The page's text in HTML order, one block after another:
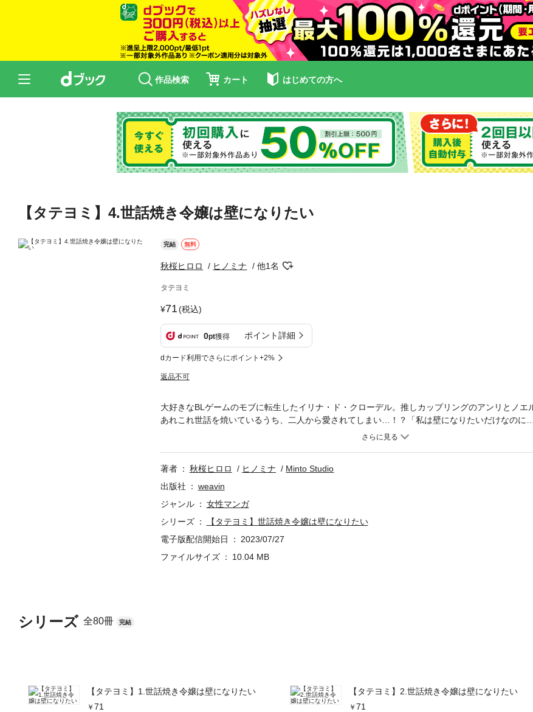
作品検索 カート はじめての方へ
【タテヨミ】4.世話焼き令嬢は壁になりたい
完結 無料
秋桜ヒロロ ヒノミナ 他1名
タテヨミ
71(税込)
0pt獲得 ポイント詳細
dカード利用でさらにポイント+2%
返品不可
シリーズ 全80冊 完結
【タテヨミ】1.世話焼き令嬢は壁になりたい
71
【タテヨミ】2.世話焼き令嬢は壁になりたい
71
大好きなBLゲームのモブに転生したイリナ・ド・クローデル。推しカップリングのアンリとノエ
あれこれ世話を焼いているうち、二人から愛されてしまい…！？「私は壁になりたいだけなのに…
ナは二人をくっつけることができるのか！？BLゲームの攻略キャラたちに愛されちゃうドタバタ
著者
秋桜ヒロロ ヒノミナ
Minto Studio
出版社
weavin
ジャンル
女性マンガ
シリーズ
【タテヨミ】世話焼き令嬢は壁になりたい
電子版配信開始日
2023/07/27
ファイルサイズ
10.04 MB